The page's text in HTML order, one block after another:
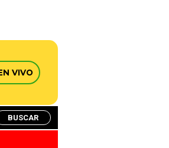
VIVO
BUSCAR